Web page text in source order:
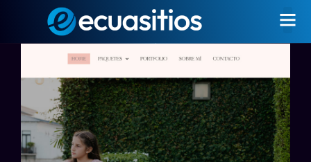
Dani Vélez – Photography